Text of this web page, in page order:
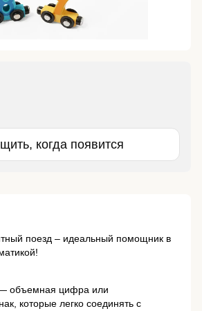
когда появится
поезд – идеальный помощник в
объемная цифра или
которые легко соединять с